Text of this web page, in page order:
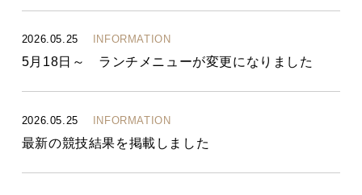
2026.05.25 INFORMATION
5月18日～ ランチメニューが変更になりました
2026.05.25 INFORMATION
最新の競技結果を掲載しました